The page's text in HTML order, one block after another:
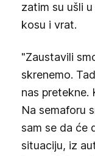
zatim su ušli
kosu i vrat.
"Zaustavili
skrenemo.
nas pretekne.
Na semaforu
sam se da će
situaciju, iz